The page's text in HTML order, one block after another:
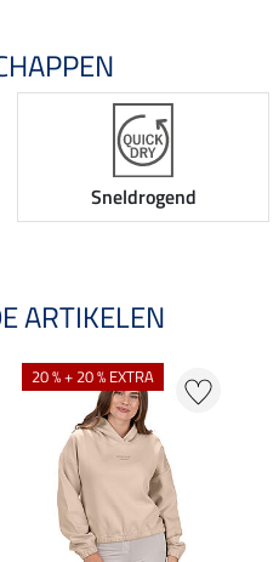
Sneldrogend
ARTIKELEN
20 % + 20 % EXTRA